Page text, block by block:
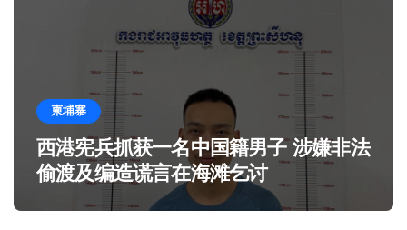
柬埔寨
西港宪兵抓获一名中国籍男子 涉嫌非法
偷渡及编造谎言在海滩乞讨